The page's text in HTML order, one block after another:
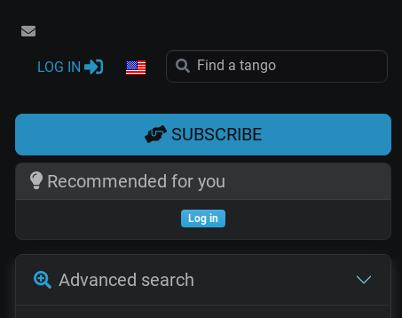
LOG IN
SUBSCRIBE
Recommended for you
Log in
Advanced search